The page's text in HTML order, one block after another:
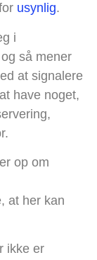
usynlig.
i
så mener
at signalere
have noget,
op om
at her kan
ikke er